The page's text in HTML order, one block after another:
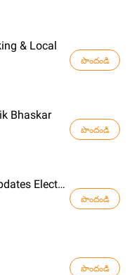
& Local
పొందండి
Bhaskar
పొందండి
Way2News News updates Election
పొందండి
పొందండి